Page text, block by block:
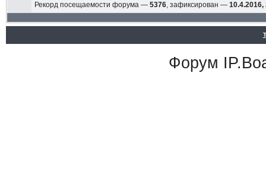
Рекорд посещаемости форума — 5376, зафиксирован — 10.4.2016,
Форум